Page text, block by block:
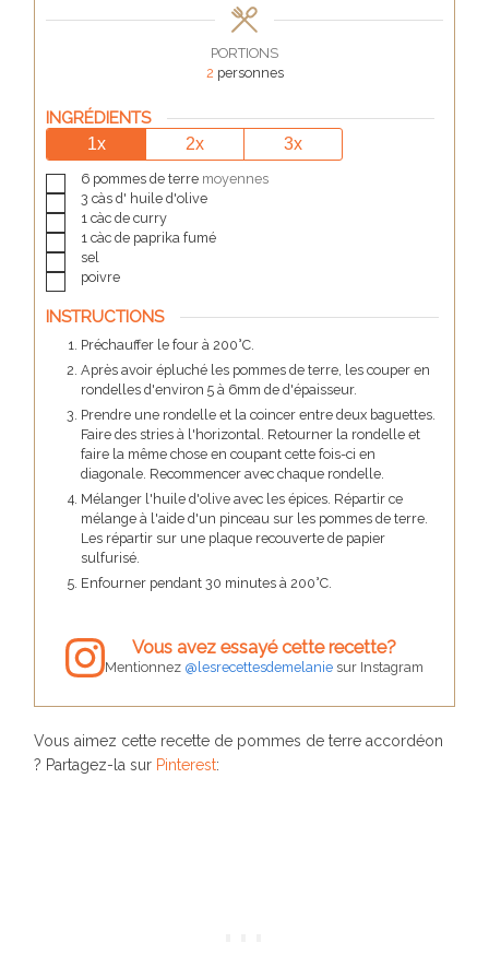
PORTIONS
2 personnes
INGRÉDIENTS
1x 2x 3x
▢6 pommes de terre moyennes
▢
3 càs d' huile d'olive
▢1 càc de curry
▢1 càc de paprika fumé
▢
sel
▢poivre
INSTRUCTIONS
Préchauffer le four à 200°C.
Après avoir épluché les pommes de terre, les couper en
rondelles d'environ 5 à 6mm de d'épaisseur.
Prendre une rondelle et la coincer entre deux baguettes.
Faire des stries à l'horizontal. Retourner la rondelle et
faire la même chose en coupant cette fois-ci en
diagonale. Recommencer avec chaque rondelle.
Mélanger l'huile d'olive avec les épices. Répartir ce
mélange à l'aide d'un pinceau sur les pommes de terre.
Les répartir sur une plaque recouverte de papier
sulfurisé.
Enfourner pendant 30 minutes à 200°C.
Vous avez essayé cette recette?
Mentionnez @lesrecettesdemelanie sur Instagram
Vous aimez cette recette de pommes de terre accordéon
? Partagez-la sur Pinterest: